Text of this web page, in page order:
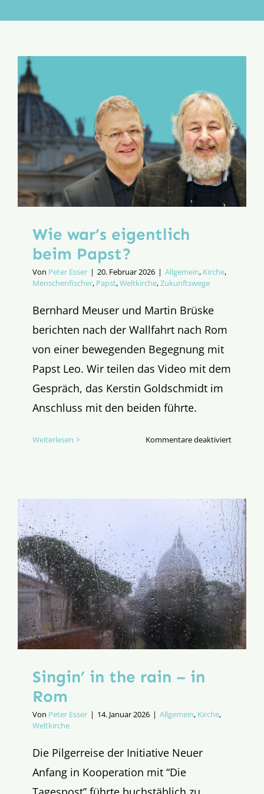
Aktion
Wie war’s eigentlich
beim Papst?
Von Peter Esser | 20. Februar 2026 | Allgemein, Kirche,
Menschenfischer, Papst,Weltkirche,Zukunftswege
Bernhard Meuser und Martin Brüske
berichten nach der Wallfahrt nach Rom
von einer bewegenden Begegnung mit
Papst Leo. Wir teilen das Video mit dem
Gespräch, das Kerstin Goldschmidt im
Anschluss mit den beiden führte.
Weiterlesen Kommentare deaktiviertfür
Papst?
Singin’ in the rain – in
Rom
Von Peter Esser | 14. Januar 2026 | Allgemein, Kirche,
Weltkirche
Die Pilgerreise der Initiative Neuer
Anfang in Kooperation mit “Die